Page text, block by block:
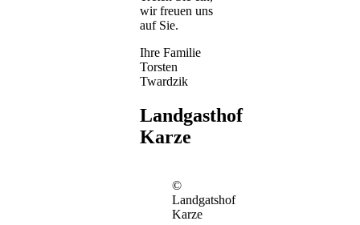
wir freuen uns
auf Sie.
Ihre Familie
Torsten
Twardzik
Landgasthof
Karze
©
Landgatshof
Karze